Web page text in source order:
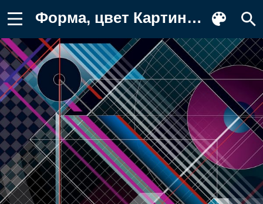
Форма, цвет Картинка для телефона